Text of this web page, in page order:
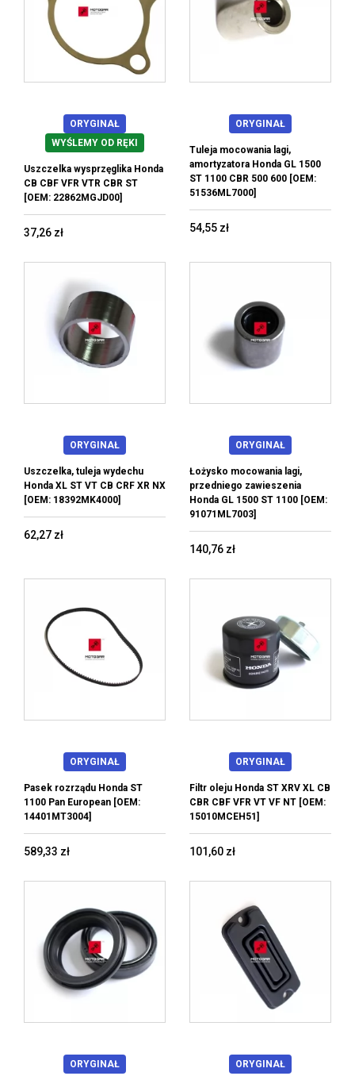
ORYGINAŁ
WYŚLEMY OD RĘKI
Uszczelka wysprzęglika Honda
CB CBF VFR VTR CBR ST
[OEM: 22862MGJD00]
37,26 zł
ORYGINAŁ
Tuleja mocowania lagi,
amortyzatora Honda GL 1500
ST 1100 CBR 500 600 [OEM:
51536ML7000]
54,55 zł
ORYGINAŁ
Uszczelka, tuleja wydechu
Honda XL ST VT CB CRF XR NX
[OEM: 18392MK4000]
62,27 zł
ORYGINAŁ
Łożysko mocowania lagi,
przedniego zawieszenia
Honda GL 1500 ST 1100 [OEM:
91071ML7003]
140,76 zł
ORYGINAŁ
Pasek rozrządu Honda ST
1100 Pan European [OEM:
14401MT3004]
589,33 zł
ORYGINAŁ
Filtr oleju Honda ST XRV XL CB
CBR CBF VFR VT VF NT [OEM:
15010MCEH51]
101,60 zł
ORYGINAŁ ORYGINAŁ